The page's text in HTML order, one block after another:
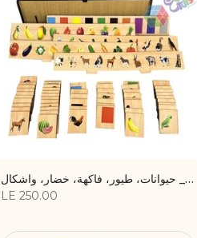
صندوق المطابقة والتصنيف الخشبي ( 2 - 5 سنوات) _ حيوانات، طيور، فاكهة، خضار، واشكال
LE 250.00